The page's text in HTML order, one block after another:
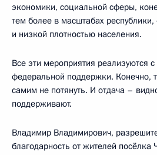
экономики, социальной сферы,
тем более в масштабах республики,
и низкой плотностью населения.
Все эти мероприятия реализуются
федеральной поддержки. Конечно,
самим не потянуть. И отдача –
поддерживают.
Владимир Владимирович,
благодарность от жителей